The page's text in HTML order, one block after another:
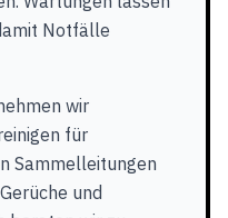
Notfälle
wir
für
Sammelleitungen
und